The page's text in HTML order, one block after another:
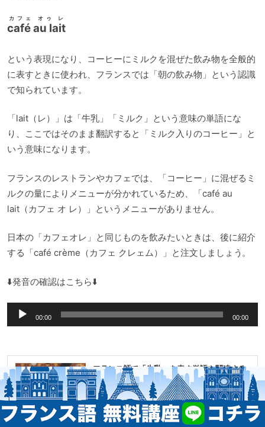
café au lait
カフェ オゥ レ
という表現になり、コーヒーにミルクを混ぜた飲み物を全般的
に表すときに使われ、フランスでは「朝の飲み物」という認識
で知られています。
「lait（レ）」は「牛乳」「ミルク」という意味の単語にな
り、ここではそのまま翻訳すると「ミルク入りのコーヒー」と
いう意味になります。
フランスのレストランやカフェでは、「コーヒー」に混ぜるミ
ルクの量によりメニューが分かれているため、「café au
lait（カフェ オ レ）」というメニューがありません。
日本の「カフェオレ」と同じものを飲みたいときは、後に紹介
する「café crème（カフェ クレェム）」と注文しましょう。
⬇️発音の確認はこちら⬇️
声
レ
ー
ヤ
ー
00:00 00:00
フランス語で「牛乳」を表す単語や関連する
フレーズの意味と発音、読み方は？
ここではフランス語で「牛乳」を表す単語や「牛乳」に関
連するさまざまなフレーズや表現について紹介してい